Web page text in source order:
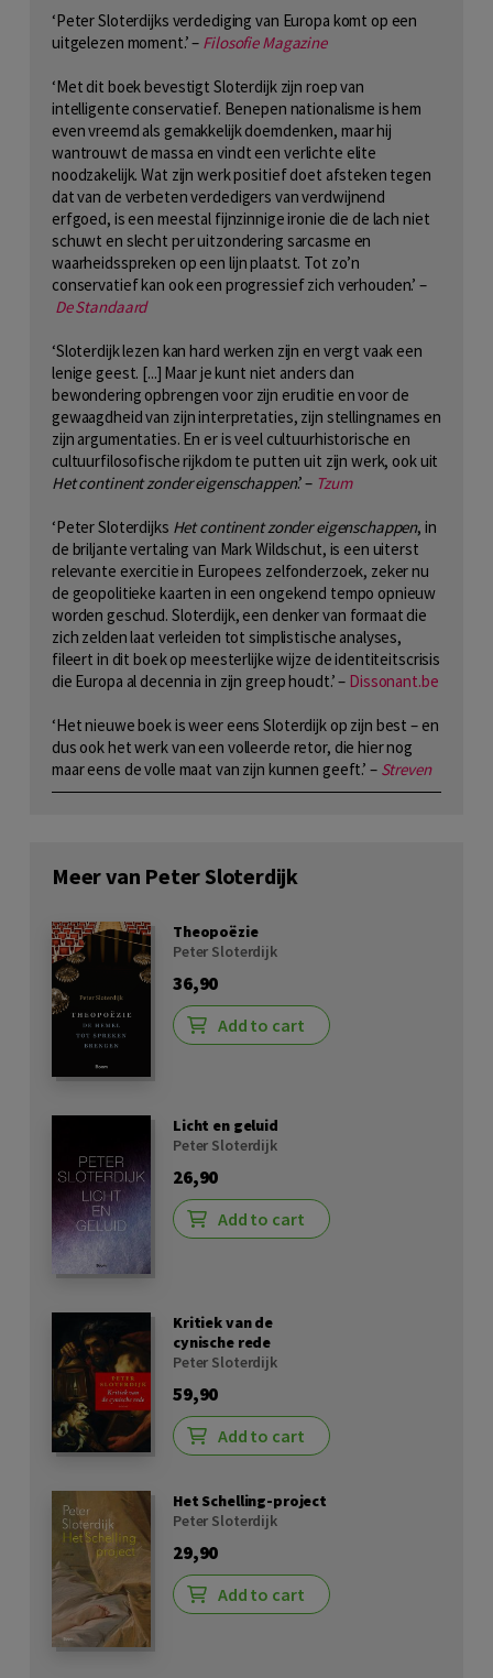
‘Peter Sloterdijks verdediging van Europa komt op een
uitgelezen moment.’ – Filosofie Magazine
‘Met dit boek bevestigt Sloterdijk zijn roep van
intelligente conservatief. Benepen nationalisme is hem
even vreemd als gemakkelijk doemdenken, maar hij
wantrouwt de massa en vindt een verlichte elite
noodzakelijk. Wat zijn werk positief doet afsteken tegen
dat van de verbeten verdedigers van verdwijnend
erfgoed, is een meestal fijnzinnige ironie die de lach niet
schuwt en slecht per uitzondering sarcasme en
waarheidsspreken op een lijn plaatst. Tot zo’n
conservatief kan ook een progressief zich verhouden.’ –
De Standaard
‘Sloterdijk lezen kan hard werken zijn en vergt vaak een
lenige geest. [...] Maar je kunt niet anders dan
bewondering opbrengen voor zijn eruditie en voor de
gewaagdheid van zijn interpretaties, zijn stellingnames en
zijn argumentaties. En er is veel cultuurhistorische en
cultuurfilosofische rijkdom te putten uit zijn werk, ook uit
Het continent zonder eigenschappen.’ – Tzum
‘Peter Sloterdijks Het continent zonder eigenschappen, in
de briljante vertaling van Mark Wildschut, is een uiterst
relevante exercitie in Europees zelfonderzoek, zeker nu
de geopolitieke kaarten in een ongekend tempo opnieuw
worden geschud. Sloterdijk, een denker van formaat die
zich zelden laat verleiden tot simplistische analyses,
fileert in dit boek op meesterlijke wijze de identiteitscrisis
die Europa al decennia in zijn greep houdt.’ – Dissonant.be
‘Het nieuwe boek is weer eens Sloterdijk op zijn best – en
dus ook het werk van een volleerde retor, die hier nog
maar eens de volle maat van zijn kunnen geeft.’ – Streven
Meer van Peter Sloterdijk
Theopoëzie
Peter Sloterdijk
36,90
Add to cart
Licht en geluid
Peter Sloterdijk
26,90
Add to cart
Kritiek van de
cynische rede
Peter Sloterdijk
59,90
Add to cart
Het Schelling-project
Peter Sloterdijk
29,90
Add to cart